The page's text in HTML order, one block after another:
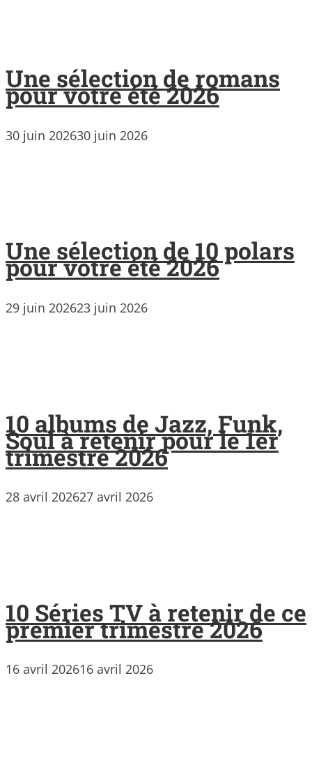
Une sélection de romans
pour votre été 2026
30 juin 202630 juin 2026
Une sélection de 10 polars
pour votre été 2026
29 juin 202623 juin 2026
10 albums de Jazz, Funk,
Soul à retenir pour le 1er
trimestre 2026
28 avril 202627 avril 2026
10 Séries TV à retenir de ce
premier trimestre 2026
16 avril 202616 avril 2026